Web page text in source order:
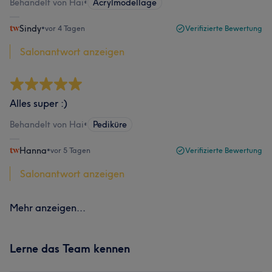
Behandelt von Hai• Acrylmodellage
Sindy•vor 4 Tagen Verifizierte Bewertung
Salonantwort anzeigen
Alles super :)
Behandelt von Hai• Pediküre
Hanna•vor 5 Tagen Verifizierte Bewertung
Salonantwort anzeigen
Mehr anzeigen...
Lerne das Team kennen